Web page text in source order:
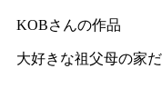
KOBさんの作品
大好きな祖父母の家